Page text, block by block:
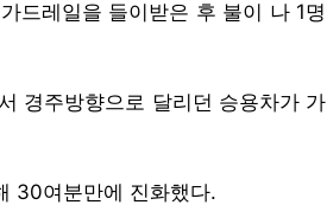
드레일을 들이받은 후 불이 나 1명
경주방향으로 달리던 승용차가 가
30여분만에 진화했다.